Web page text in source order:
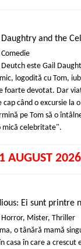
and the
Deutch este Gail
logodită cu Tom,
foarte devotat. Dar
cap când o excursie la
pe Tom să o
mică celebritate".
AUGUST 2026
Ei sunt printre
Horror, Mister, Thriller
o tânără mamă
casa în care a crescut